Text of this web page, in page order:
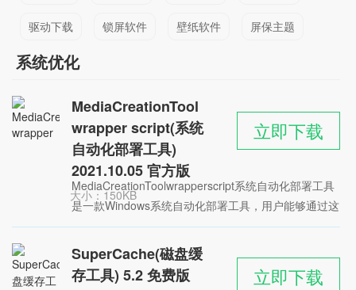
驱动下载 锁屏软件 壁纸软件 屏保主题
系统优化
MediaCreationTool
wrapper script(系统
自动化部署工具)
2021.10.05 官方版
大小：150KB
时间：2022-06-03
星级：
立即下载
MediaCreationToolwrapperscript系统自动化部署工具
是一款Windows系统自动化部署工具，用户能够通过这
款软件下载任意版本的系统文件，并且还能创建ISO文
件以及系统盘
SuperCache(磁盘缓
存工具) 5.2 免费版
立即下载